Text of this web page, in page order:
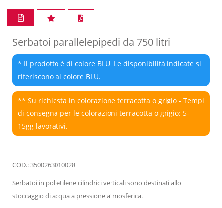
Serbatoi parallelepipedi da 750 litri
* Il prodotto è di colore BLU. Le disponibilità indicate si
riferiscono al colore BLU.
** Su richiesta in colorazione terracotta o grigio - Tempi
di consegna per le colorazioni terracotta o grigio: 5-
15gg lavorativi.
COD.: 3500263010028
Serbatoi in polietilene cilindrici verticali sono destinati allo
stoccaggio di acqua a pressione atmosferica.